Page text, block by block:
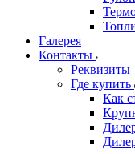
Галерея
Контакты
Реквизиты
Где купить
Как